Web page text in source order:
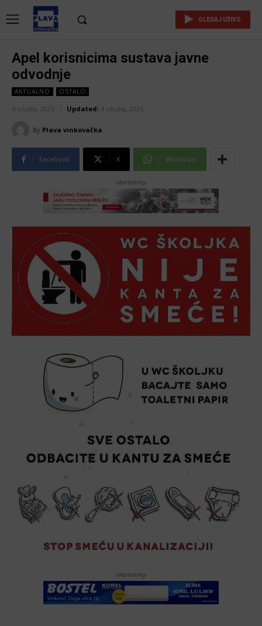
GLEDAJ UŽIVO
Apel korisnicima sustava javne
odvodnje
AKTUALNO OSTALO
4 ožujka, 2025 Updated: 4 ožujka, 2025
By Plava vinkovačka
Facebook X WhatsApp
-Marketing-
-Marketing-